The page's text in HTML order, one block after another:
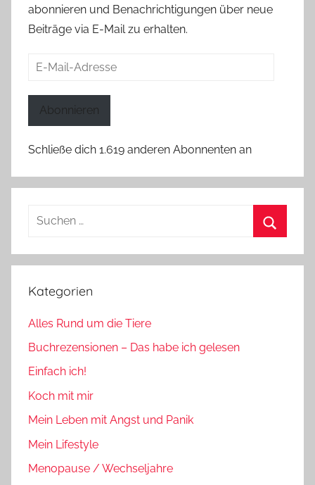
abonnieren und Benachrichtigungen über neue
Beiträge via E-Mail zu erhalten.
E-
Abonnieren
Schließe dich 1.619 anderen Abonnenten an
Suchen
Kategorien
Alles Rund um die Tiere
Buchrezensionen – Das habe ich gelesen
Einfach ich!
Koch mit mir
Mein Leben mit Angst und Panik
Mein Lifestyle
Menopause / Wechseljahre